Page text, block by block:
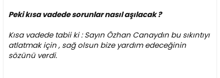
Peki kısa vadede sorunlar nasıl aşılacak ?
Kısa vadede tabii ki : Sayın Özhan Canaydın bu sıkıntıyı
atlatmak için , sağ olsun bize yardım edeceğinin
sözünü verdi.